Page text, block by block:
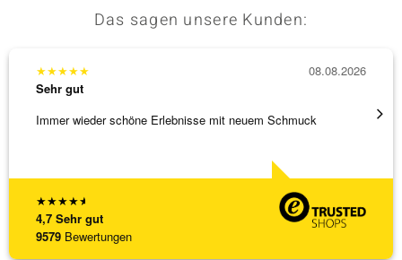
Das sagen unsere Kunden:
★★★★★
4,7 Sehr gut
9579 Bewertungen
★★★★★
Sehr gut
Immer wieder schöne Erlebnisse mit neuem Schmuck
08.08.2026